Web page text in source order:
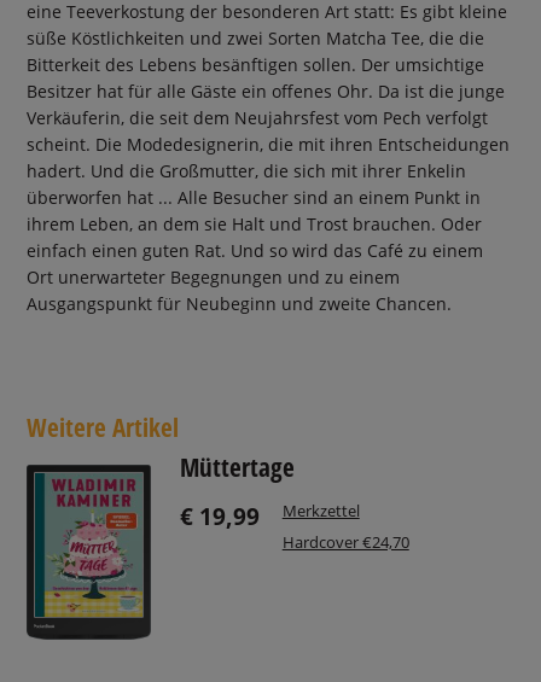
eine Teeverkostung der besonderen Art statt: Es gibt kleine
süße Köstlichkeiten und zwei Sorten Matcha Tee, die die
Bitterkeit des Lebens besänftigen sollen. Der umsichtige
Besitzer hat für alle Gäste ein offenes Ohr. Da ist die junge
Verkäuferin, die seit dem Neujahrsfest vom Pech verfolgt
scheint. Die Modedesignerin, die mit ihren Entscheidungen
hadert. Und die Großmutter, die sich mit ihrer Enkelin
überworfen hat ... Alle Besucher sind an einem Punkt in
ihrem Leben, an dem sie Halt und Trost brauchen. Oder
einfach einen guten Rat. Und so wird das Café zu einem
Ort unerwarteter Begegnungen und zu einem
Ausgangspunkt für Neubeginn und zweite Chancen.
Weitere Artikel
Müttertage
€ 19,99
Merkzettel
Hardcover €24,70